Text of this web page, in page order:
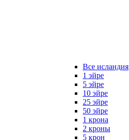
Все исландия
1 эйре
5 эйре
10 эйре
25 эйре
50 эйре
1 крона
2 кроны
5 крон